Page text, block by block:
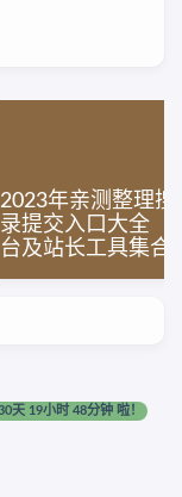
2023年亲测整理搜
录提交入口大全（
台及站长工具集合
天 19小时 48分钟 啦！